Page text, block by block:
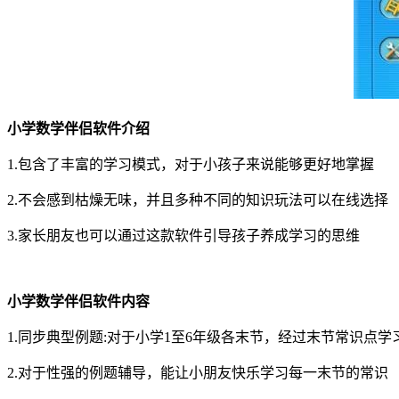
小学数学伴侣软件介绍
1.包含了丰富的学习模式，对于小孩子来说能够更好地掌握
2.不会感到枯燥无味，并且多种不同的知识玩法可以在线选择
3.家长朋友也可以通过这款软件引导孩子养成学习的思维
小学数学伴侣软件内容
1.同步典型例题:对于小学1至6年级各末节，经过末节常识点学
2.对于性强的例题辅导，能让小朋友快乐学习每一末节的常识